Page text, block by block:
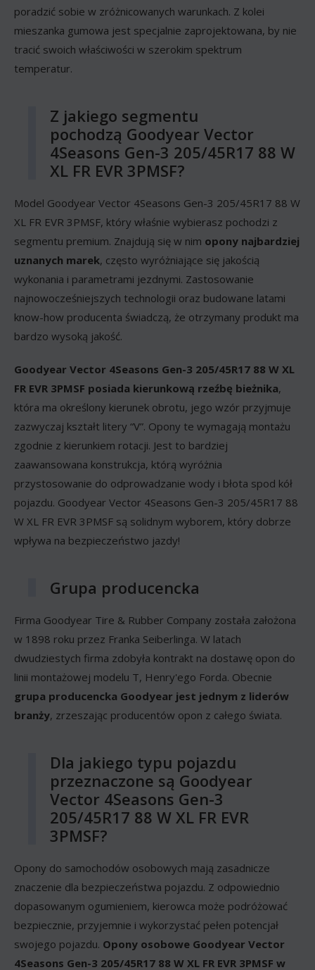
poradzić sobie w zróżnicowanych warunkach. Z kolei
mieszanka gumowa jest specjalnie zaprojektowana, by nie
tracić swoich właściwości w szerokim spektrum
temperatur.
Z jakiego segmentu
pochodzą Goodyear Vector
4Seasons Gen-3 205/45R17 88 W
XL FR EVR 3PMSF?
Model Goodyear Vector 4Seasons Gen-3 205/45R17 88 W
XL FR EVR 3PMSF, który właśnie wybierasz pochodzi z
segmentu premium. Znajdują się w nim opony najbardziej
uznanych marek, często wyróżniające się jakością
wykonania i parametrami jezdnymi. Zastosowanie
najnowocześniejszych technologii oraz budowane latami
know-how producenta świadczą, że otrzymany produkt ma
bardzo wysoką jakość.
Goodyear Vector 4Seasons Gen-3 205/45R17 88 W XL
FR EVR 3PMSF posiada kierunkową rzeźbę bieżnika,
która ma określony kierunek obrotu, jego wzór przyjmuje
zazwyczaj kształt litery “V”. Opony te wymagają montażu
zgodnie z kierunkiem rotacji. Jest to bardziej
zaawansowana konstrukcja, którą wyróżnia
przystosowanie do odprowadzanie wody i błota spod kół
pojazdu. Goodyear Vector 4Seasons Gen-3 205/45R17 88
W XL FR EVR 3PMSF są solidnym wyborem, który dobrze
wpływa na bezpieczeństwo jazdy!
Grupa producencka
Firma Goodyear Tire & Rubber Company została założona
w 1898 roku przez Franka Seiberlinga. W latach
dwudziestych firma zdobyła kontrakt na dostawę opon do
linii montażowej modelu T, Henry'ego Forda. Obecnie
grupa producencka Goodyear jest jednym z liderów
branży, zrzeszając producentów opon z całego świata.
Dla jakiego typu pojazdu
przeznaczone są Goodyear
Vector 4Seasons Gen-3
205/45R17 88 W XL FR EVR
3PMSF?
Opony do samochodów osobowych mają zasadnicze
znaczenie dla bezpieczeństwa pojazdu. Z odpowiednio
dopasowanym ogumieniem, kierowca może podróżować
bezpiecznie, przyjemnie i wykorzystać pełen potencjał
swojego pojazdu. Opony osobowe Goodyear Vector
4Seasons Gen-3 205/45R17 88 W XL FR EVR 3PMSF w